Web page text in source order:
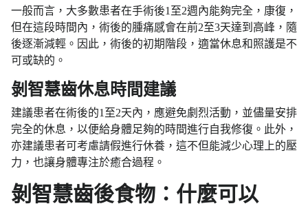
一般而言，大多數患者在手術後1至2週內能夠完全，康復，
但在這段時間內，術後的腫痛感會在前2至3天達到高峰，隨
後逐漸減輕。因此，術後的初期階段，適當休息和照護是不
可或缺的。
剝智慧齒休息時間建議
建議患者在術後的1至2天內，應避免劇烈活動，並儘量安排
完全的休息，以便給身體足夠的時間進行自我修復。此外，
亦建議患者可考慮請假進行休養，這不但能減少心理上的壓
力，也讓身體專注於癒合過程。
剝智慧齒後食物：什麼可以